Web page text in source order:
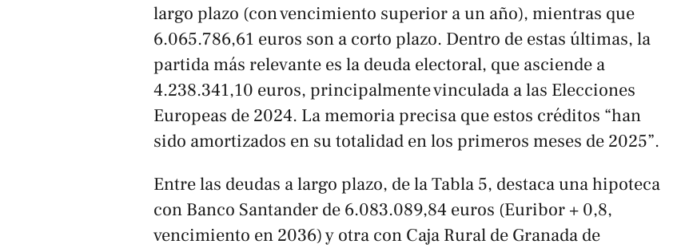
largo plazo (con vencimiento superior a un año), mientras que
6.065.786,61 euros son a corto plazo. Dentro de estas últimas, la
partida más relevante es la deuda electoral, que asciende a
4.238.341,10 euros, principalmente vinculada a las Elecciones
Europeas de 2024. La memoria precisa que estos créditos “han
sido amortizados en su totalidad en los primeros meses de 2025”.
Entre las deudas a largo plazo, de la Tabla 5, destaca una hipoteca
con Banco Santander de 6.083.089,84 euros (Euribor + 0,8,
vencimiento en 2036) y otra con Caja Rural de Granada de